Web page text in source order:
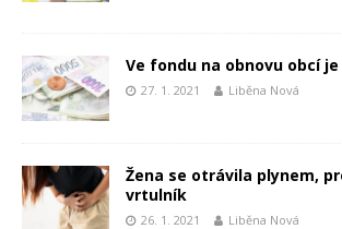
Ve fondu na obnovu obcí
27. 1. 2021 Liběna Nová
Žena se otrávila plynem,
vrtulník
26. 1. 2021 Liběna Nová